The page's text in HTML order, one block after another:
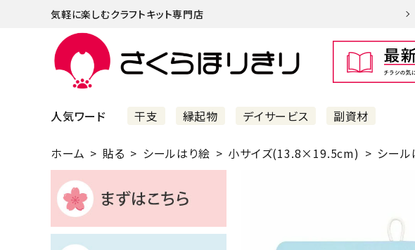
気軽に楽しむクラフトキット専門店
人気ワード 干支 縁起物 デイサービス 副資材
まずはこちら
ショッピングガイド
よくあるご質問
ホーム 貼る シールはり絵 小サイズ(13.8×19.5cm) シール